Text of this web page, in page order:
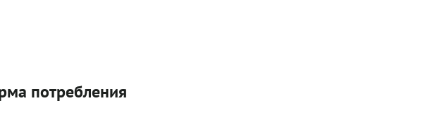
потребления